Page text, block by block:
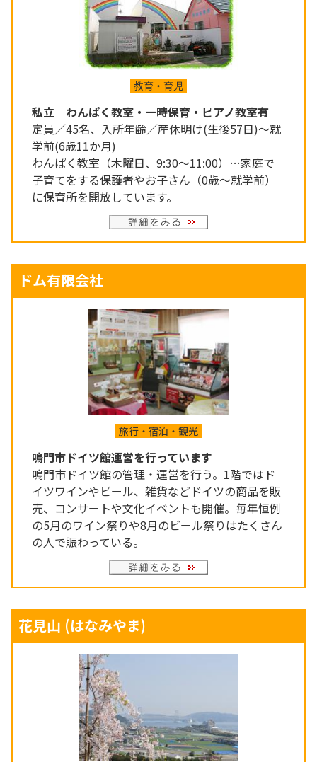
教育・育児
私立 わんぱく教室・一時保育・ピアノ教室有
定員／45名、入所年齢／産休明け(生後57日)～就
学前(6歳11か月)
わんぱく教室（木曜日、9:30～11:00）…家庭で
子育てをする保護者やお子さん（0歳～就学前）
に保育所を開放しています。
ドム有限会社
旅行・宿泊・観光
鳴門市ドイツ館運営を行っています
鳴門市ドイツ館の管理・運営を行う。1階ではド
イツワインやビール、雑貨などドイツの商品を販
売、コンサートや文化イベントも開催。毎年恒例
の5月のワイン祭りや8月のビール祭りはたくさん
の人で賑わっている。
花見山 (はなみやま)